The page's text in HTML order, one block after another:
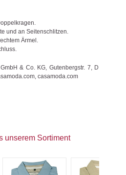
und an Seitenschlitzen.
Ärmel.
& Co. KG, Gutenbergstr. 7, D
casamoda.com
unserem Sortiment